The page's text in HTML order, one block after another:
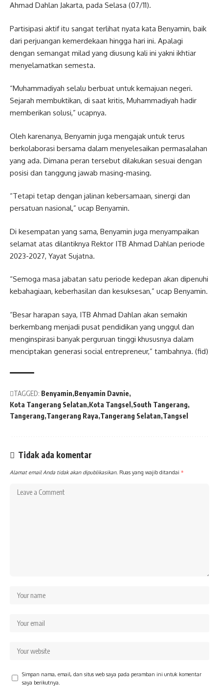
Ahmad Dahlan Jakarta, pada Selasa (07/11).
Partisipasi aktif itu sangat terlihat nyata kata Benyamin, baik
dari perjuangan kemerdekaan hingga hari ini. Apalagi
dengan semangat milad yang diusung kali ini yakni ikhtiar
menyelamatkan semesta.
“Muhammadiyah selalu berbuat untuk kemajuan negeri.
Sejarah membuktikan, di saat kritis, Muhammadiyah hadir
memberikan solusi,” ucapnya.
Oleh karenanya, Benyamin juga mengajak untuk terus
berkolaborasi bersama dalam menyelesaikan permasalahan
yang ada. Dimana peran tersebut dilakukan sesuai dengan
posisi dan tanggung jawab masing-masing.
“Tetapi tetap dengan jalinan kebersamaan, sinergi dan
persatuan nasional,” ucap Benyamin.
Di kesempatan yang sama, Benyamin juga menyampaikan
selamat atas dilantiknya Rektor ITB Ahmad Dahlan periode
2023-2027, Yayat Sujatna.
“Semoga masa jabatan satu periode kedepan akan dipenuhi
kebahagiaan, keberhasilan dan kesuksesan,” ucap Benyamin.
“Besar harapan saya, ITB Ahmad Dahlan akan semakin
berkembang menjadi pusat pendidikan yang unggul dan
menginspirasi banyak perguruan tinggi khususnya dalam
menciptakan generasi social entrepreneur,” tambahnya. (fid)
TAGGED: Benyamin Benyamin Davnie
Kota Tangerang Selatan Kota Tangsel South Tangerang
Tangerang Tangerang Raya Tangerang Selatan Tangsel
Tidak ada komentar
Alamat email Anda tidak akan dipublikasikan. Ruas yang wajib ditandai *
Simpan nama, email, dan situs web saya pada peramban ini untuk komentar
saya berikutnya.